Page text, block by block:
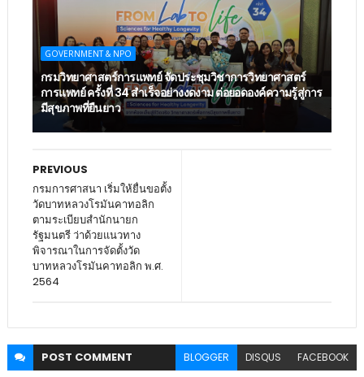
GOVERNMENT & NPO
กรมวิทยาศาสตร์การแพทย์ จัดประชุมวิชาการวิทยาศาสตร์
การแพทย์ ครั้งที่ 34 สำเร็จอย่างงดงาม ต่อยอดองค์ความรู้สู่การ
มีสุขภาพที่ยืนยาว
PREVIOUS
กรมการศาสนา เริ่มให้ยื่นขอตั้ง
วัดบาทหลวงโรมันคาทอลิก
ตามระเบียบสำนักนายก
รัฐมนตรี ว่าด้วยแนวทาง
พิจารณาในการจัดตั้งวัด
บาทหลวงโรมันคาทอลิก พ.ศ.
2564
POST COMMENT BLOGGER DISQUS FACEBOOK